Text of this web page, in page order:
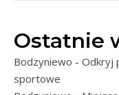
Ostatnie
Bodzyniewo - Odkryj
sportowe